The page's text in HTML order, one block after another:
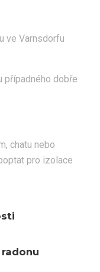
ve Varnsdorfu
případného dobře
chatu nebo
pro izolace